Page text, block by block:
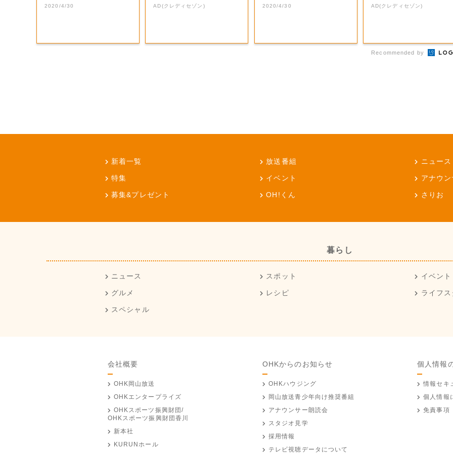
まね紅白』でし...
2020/4/30 5%
AD(クレディセゾン) 観音寺市】
2020/4/30 5%
AD(クレディセゾン)
Recommended by
新着一覧 放送番組 ニュース
特集 イベント アナウ
募集&プレゼント OH!くん さりお
暮らし
ニュース スポット イベント
グルメ レシピ ライフ
スペシャル
会社概要
OHK岡山放送
OHKエンタープライズ
OHKスポーツ振興財団/
OHKスポーツ振興財団香川
新本社
KURUNホール
OHKからのお知らせ
OHKハウジング
岡山放送青少年向け推奨番組
アナウンサー朗読会
スタジオ見学
採用情報
テレビ視聴データについて
個人情報
情報セキ
個人情報
免責事項